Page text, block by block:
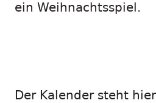
ein Weihnachtsspiel.
Der Kalender steht